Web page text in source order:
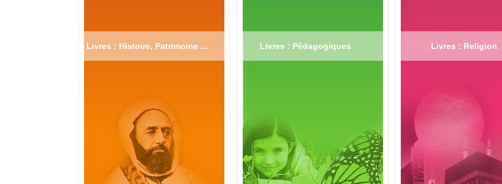
Livres : Histoire, Patrimoine ... Livres : Pédagogiques Livres : Religion